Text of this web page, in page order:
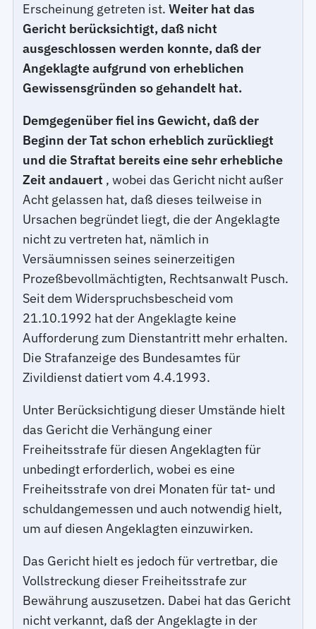
Erscheinung getreten ist.Weiter hat das
Gericht berücksichtigt, daß nicht
ausgeschlossen werden konnte, daß der
Angeklagte aufgrund von erheblichen
Gewissensgründen so gehandelt hat.
Demgegenüber fiel ins Gewicht, daß der
Beginn der Tat schon erheblich zurückliegt
und die Straftat bereits eine sehr erhebliche
Zeit andauert , wobei das Gericht nicht außer
Acht gelassen hat, daß dieses teilweise in
Ursachen begründet liegt, die der Angeklagte
nicht zu vertreten hat, nämlich in
Versäumnissen seines seinerzeitigen
Prozeßbevollmächtigten, Rechtsanwalt Pusch.
Seit dem Widerspruchsbescheid vom
21.10.1992 hat der Angeklagte keine
Aufforderung zum Dienstantritt mehr erhalten.
Die Strafanzeige des Bundesamtes für
Zivildienst datiert vom 4.4.1993.
Unter Berücksichtigung dieser Umstände hielt
das Gericht die Verhängung einer
Freiheitsstrafe für diesen Angeklagten für
unbedingt erforderlich, wobei es eine
Freiheitsstrafe von drei Monaten für tat- und
schuldangemessen und auch notwendig hielt,
um auf diesen Angeklagten einzuwirken.
Das Gericht hielt es jedoch für vertretbar, die
Vollstreckung dieser Freiheitsstrafe zur
Bewährung auszusetzen. Dabei hat das Gericht
nicht verkannt, daß der Angeklagte in der